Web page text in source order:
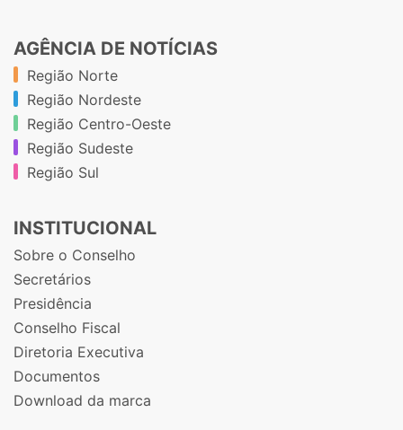
AGÊNCIA DE NOTÍCIAS
Região Norte
Região Nordeste
Região Centro-Oeste
Região Sudeste
Região Sul
INSTITUCIONAL
Sobre o Conselho
Secretários
Presidência
Conselho Fiscal
Diretoria Executiva
Documentos
Download da marca